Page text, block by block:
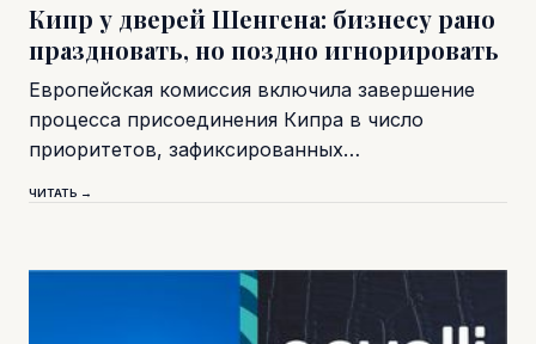
Кипр у дверей Шенгена: бизнесу рано
праздновать, но поздно игнорировать
Европейская комиссия включила завершение
процесса присоединения Кипра в число
приоритетов, зафиксированных…
ЧИТАТЬ →